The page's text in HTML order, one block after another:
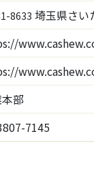
8633 埼玉県さい
部
7145